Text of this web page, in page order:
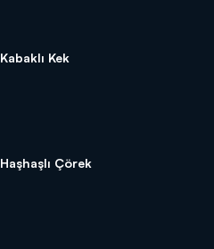
Kabaklı Kek
Haşhaşlı Çörek